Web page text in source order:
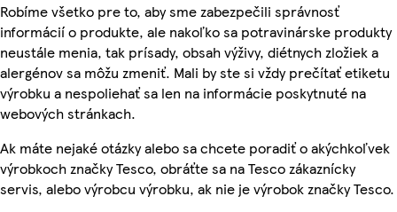
Robíme všetko pre to, aby sme zabezpečili správnosť
informácií o produkte, ale nakoľko sa potravinárske produkty
neustále menia, tak prísady, obsah výživy, diétnych zložiek a
alergénov sa môžu zmeniť. Mali by ste si vždy prečítať etiketu
výrobku a nespoliehať sa len na informácie poskytnuté na
webových stránkach.
Ak máte nejaké otázky alebo sa chcete poradiť o akýchkoľvek
výrobkoch značky Tesco, obráťte sa na Tesco zákaznícky
servis, alebo výrobcu výrobku, ak nie je výrobok značky Tesco.